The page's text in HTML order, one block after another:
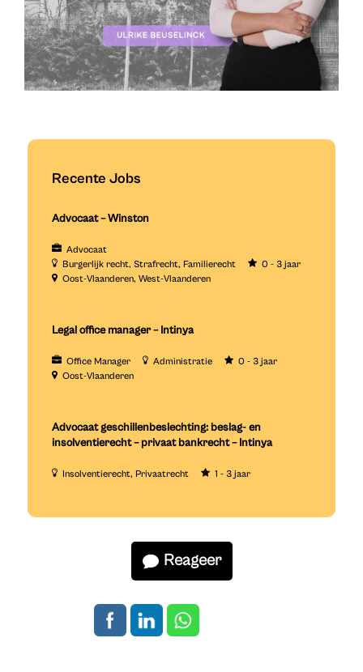
Recente Jobs
Advocaat – Winston
Advocaat
Burgerlijk recht Strafrecht Familierecht
0 - 3 jaar
Oost-Vlaanderen West-Vlaanderen
Legal office manager – Intinya
Office Manager Administratie
0 - 3 jaar
Oost-Vlaanderen
Advocaat geschillenbeslechting: beslag- en
insolventierecht – privaat bankrecht – Intinya
Insolventierecht Privaatrecht 1 - 3 jaar
Reageer